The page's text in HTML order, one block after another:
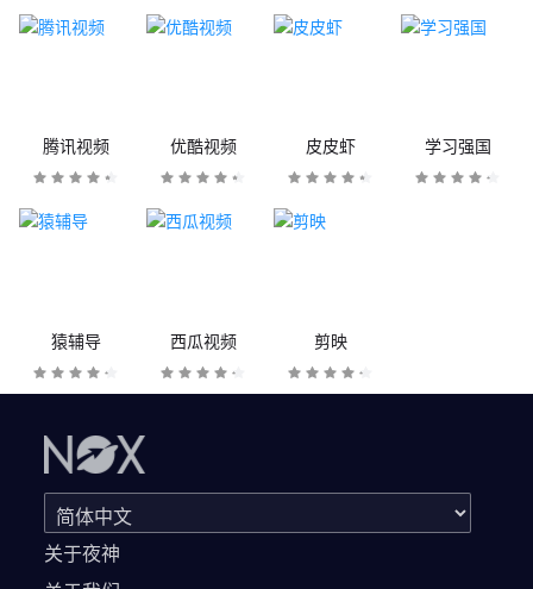
腾讯视频 优酷视频 皮皮虾 学习强国
猿辅导 西瓜视频 剪映
关于夜神